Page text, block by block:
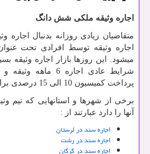
اجاره وثیقه ملکی شش دانگ
متقاضیان زیادی روزانه بدنبال اجاره
اجاره وثیقه توسط افرادی تحت
میشود. این روزها بازار اجاره وثیقه
پرداخت کمیسیون 10 الی 15 درصدی برای متقاضیان است.
برخی از شهرها و استانهایی که تیم
آنها را دارد عبارتند از :
اجاره سند در لرستان
اجاره سند در رشت
اجاره سند در گرگان